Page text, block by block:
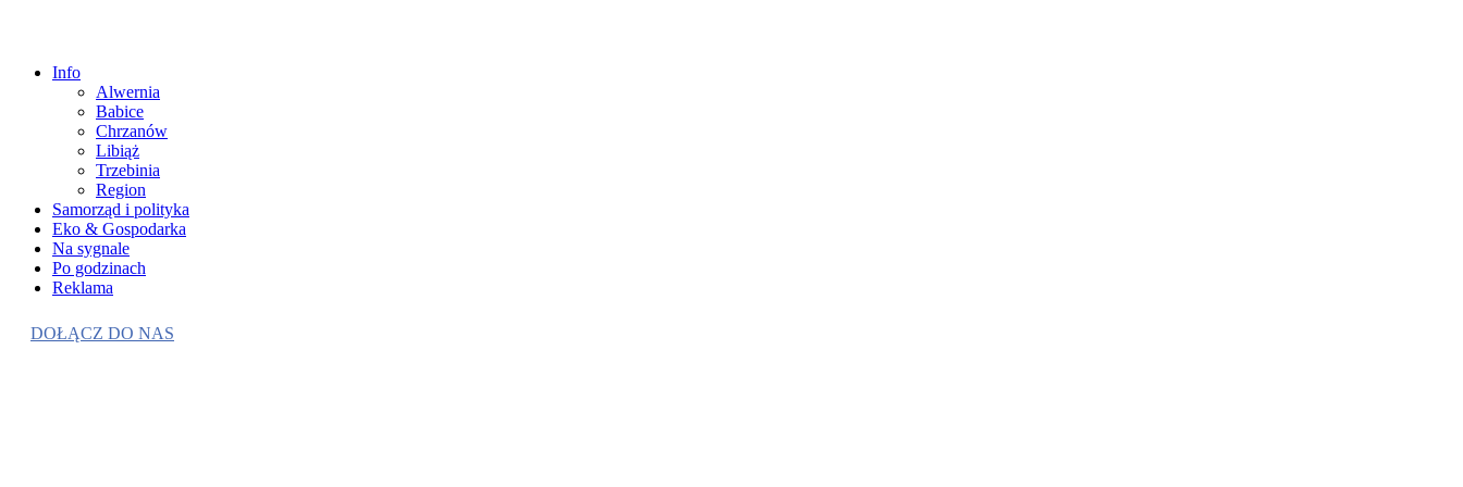
Info
Alwernia
Babice
Chrzanów
Libiąż
Trzebinia
Region
Samorząd i polityka
Eko & Gospodarka
Na sygnale
Po godzinach
Reklama
DOŁĄCZ DO NAS